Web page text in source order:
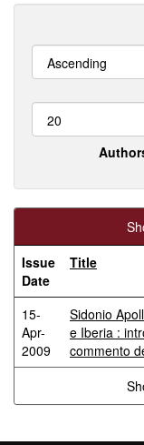
Issue
Date
Title
15-
Apr-
2009
Sidonio
e Iberia :
commento